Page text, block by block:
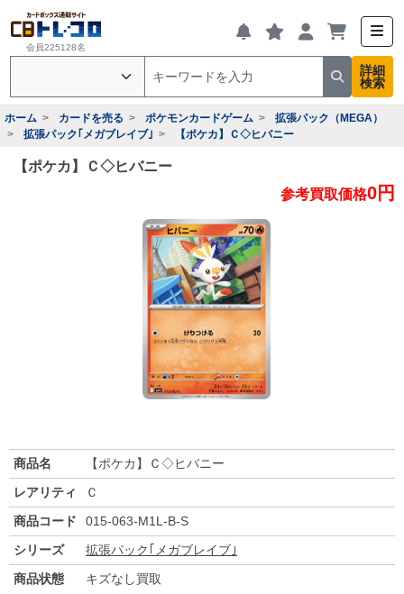
会員225128名
詳細
検索
ホーム カードを売る ポケモンカードゲーム
拡張パック（MEGA）
拡張パック｢メガブレイブ｣
【ポケカ】Ｃ◇ヒバニー
【ポケカ】Ｃ◇ヒバニー
参考買取価格0円
商品名
【ポケカ】Ｃ◇ヒバニー
レアリティ
Ｃ
商品コード
015-063-M1L-B-S
シリーズ
拡張パック｢メガブレイブ｣
商品状態
キズなし買取